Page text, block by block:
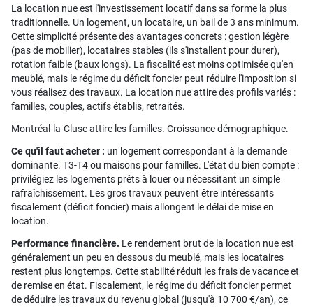
La location nue est l'investissement locatif dans sa forme la plus
traditionnelle. Un logement, un locataire, un bail de 3 ans minimum.
Cette simplicité présente des avantages concrets : gestion légère
(pas de mobilier), locataires stables (ils s'installent pour durer),
rotation faible (baux longs). La fiscalité est moins optimisée qu'en
meublé, mais le régime du déficit foncier peut réduire l'imposition si
vous réalisez des travaux. La location nue attire des profils variés :
familles, couples, actifs établis, retraités.
Montréal-la-Cluse attire les familles. Croissance démographique.
Ce qu'il faut acheter : un logement correspondant à la demande
dominante. T3-T4 ou maisons pour familles. L'état du bien compte :
privilégiez les logements prêts à louer ou nécessitant un simple
rafraîchissement. Les gros travaux peuvent être intéressants
fiscalement (déficit foncier) mais allongent le délai de mise en
location.
Performance financière. Le rendement brut de la location nue est
généralement un peu en dessous du meublé, mais les locataires
restent plus longtemps. Cette stabilité réduit les frais de vacance et
de remise en état. Fiscalement, le régime du déficit foncier permet
de déduire les travaux du revenu global (jusqu'à 10 700 €/an), ce